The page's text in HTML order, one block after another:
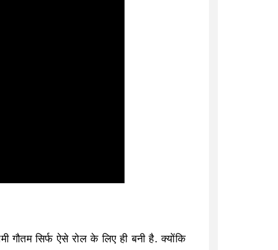
गौतम सिर्फ ऐसे रोल के लिए ही बनी है. क्योंकि